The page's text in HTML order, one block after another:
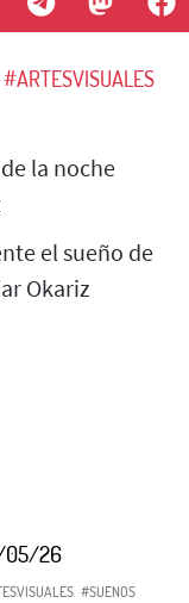
#ARTESVISUALES
la noche
el sueño de
Okariz
05/26
#SUENOS